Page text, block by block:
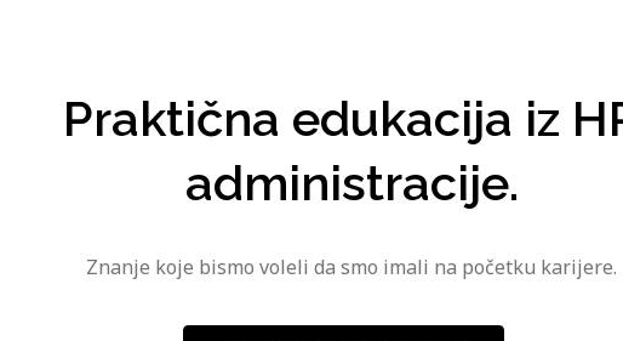
Praktična edukacija iz
administracije.
Znanje koje bismo voleli da smo imali na početku karijere.